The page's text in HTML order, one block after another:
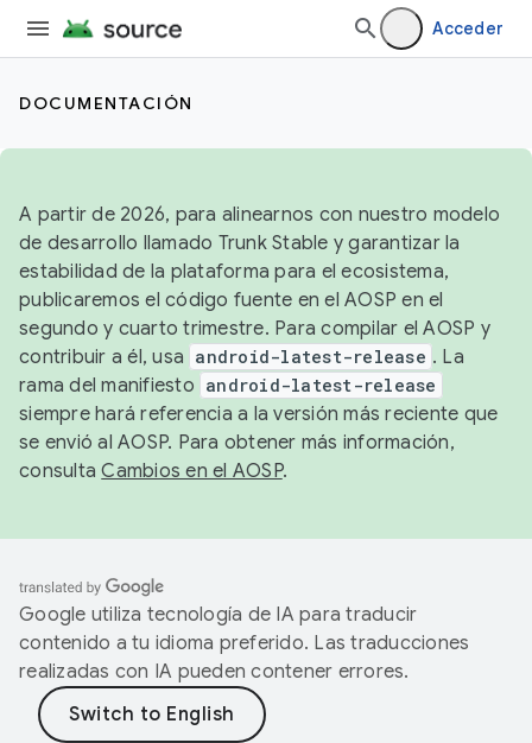
Acceder
DOCUMENTACIÓN
A partir de 2026, para alinearnos con nuestro modelo
de desarrollo llamado Trunk Stable y garantizar la
estabilidad de la plataforma para el ecosistema,
publicaremos el código fuente en el AOSP en el
segundo y cuarto trimestre. Para compilar el AOSP y
contribuir a él, usa android-latest-release . La
rama del manifiesto android-latest-release
siempre hará referencia a la versión más reciente que
se envió al AOSP. Para obtener más información,
consultaCambios en el AOSP.
Google utiliza tecnología de IA para traducir
contenido a tu idioma preferido. Las traducciones
realizadas con IA pueden contener errores.